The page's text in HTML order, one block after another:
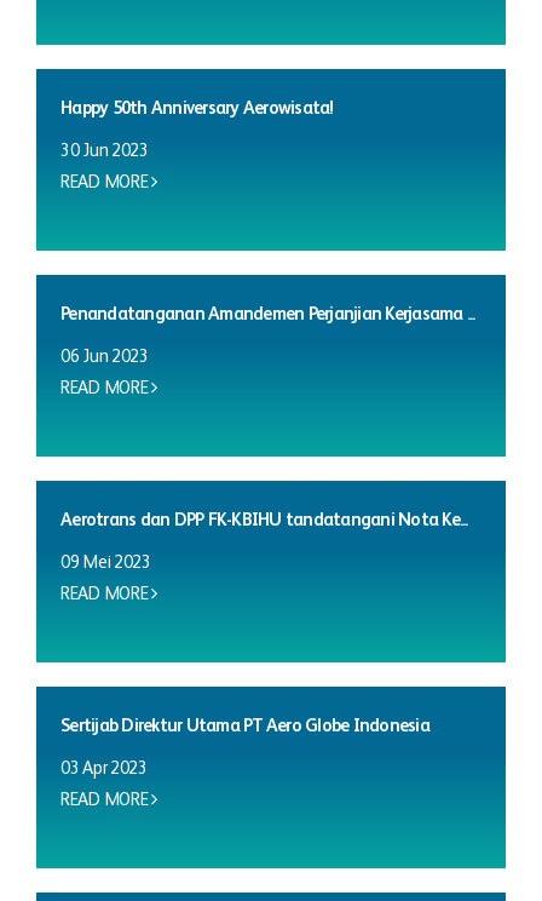
Happy 50th Anniversary Aerowisata!
30 Jun 2023
READ MORE
Penandatanganan Amandemen Perjanjian Kerjasama ...
06 Jun 2023
READ MORE
Aerotrans dan DPP FK-KBIHU tandatangani Nota Ke...
09 Mei 2023
READ MORE
Sertijab Direktur Utama PT Aero Globe Indonesia
03 Apr 2023
READ MORE